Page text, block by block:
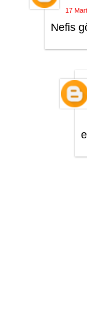
17
Nefis